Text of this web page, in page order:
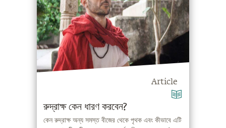
Article
রুদ্রাক্ষ কেন ধারণ করবেন?
কেন রুদ্রাক্ষ অন্য সমস্ত বীজের থেকে পৃথক এবং কীভাবে এটি